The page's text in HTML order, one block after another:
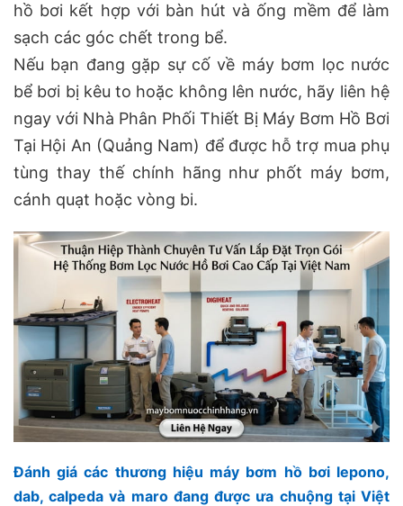
hồ bơi kết hợp với bàn hút và ống mềm để làm
sạch các góc chết trong bể.
Nếu bạn đang gặp sự cố về máy bơm lọc nước
bể bơi bị kêu to hoặc không lên nước, hãy liên hệ
ngay với Nhà Phân Phối Thiết Bị Máy Bơm Hồ Bơi
Tại Hội An (Quảng Nam) để được hỗ trợ mua phụ
tùng thay thế chính hãng như phốt máy bơm,
cánh quạt hoặc vòng bi.
Đánh giá các thương hiệu máy bơm hồ bơi lepono,
dab, calpeda và maro đang được ưa chuộng tại Việt